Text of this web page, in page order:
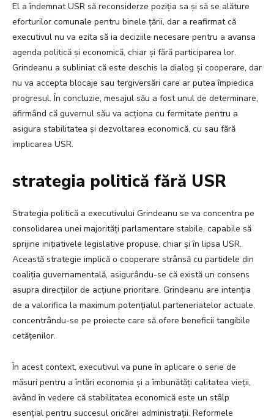
El a îndemnat USR să reconsiderze poziția sa și să se alăture
eforturilor comunale pentru binele țării, dar a reafirmat că
executivul nu va ezita să ia deciziile necesare pentru a avansa
agenda politică și economică, chiar și fără participarea lor.
Grindeanu a subliniat că este deschis la dialog și cooperare, dar
nu va accepta blocaje sau tergiversări care ar putea împiedica
progresul. În concluzie, mesajul său a fost unul de determinare,
afirmând că guvernul său va acționa cu fermitate pentru a
asigura stabilitatea și dezvoltarea economică, cu sau fără
implicarea USR.
strategia politică fără USR
Strategia politică a executivului Grindeanu se va concentra pe
consolidarea unei majorități parlamentare stabile, capabile să
sprijine inițiativele legislative propuse, chiar și în lipsa USR.
Această strategie implică o cooperare strânsă cu partidele din
coaliția guvernamentală, asigurându-se că există un consens
asupra direcțiilor de acțiune prioritare. Grindeanu are intenția
de a valorifica la maximum potențialul parteneriatelor actuale,
concentrându-se pe proiecte care să ofere beneficii tangibile
cetățenilor.
În acest context, executivul va pune în aplicare o serie de
măsuri pentru a întări economia și a îmbunătăți calitatea vieții,
având în vedere că stabilitatea economică este un stâlp
esențial pentru succesul oricărei administrații. Reformele